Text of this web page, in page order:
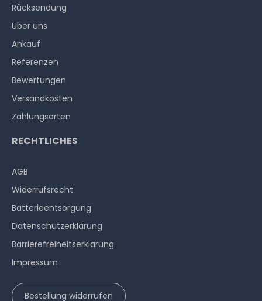
Rücksendung
Über uns
Ankauf
Referenzen
Bewertungen
Versandkosten
Zahlungsarten
RECHTLICHES
AGB
Widerrufs­recht
Batterieentsorgung
Datenschutzerklärung
Barrierefreiheitserklärung
Impressum
Bestellung widerrufen